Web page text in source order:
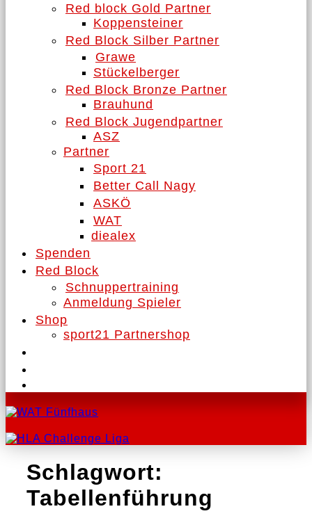
Red block Gold Partner
Koppensteiner
Red Block Silber Partner
Grawe
Stückelberger
Red Block Bronze Partner
Brauhund
Red Block Jugendpartner
ASZ
Partner
Sport 21
Better Call Nagy
ASKÖ
WAT
diealex
Spenden
Red Block
Schnuppertraining
Anmeldung Spieler
Shop
sport21 Partnershop
Schlagwort:
Tabellenführung